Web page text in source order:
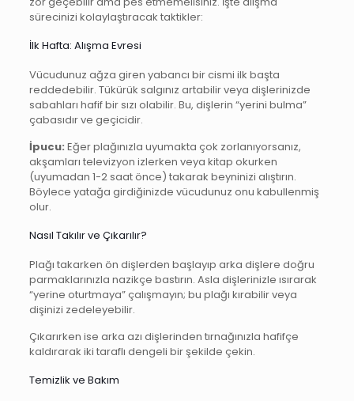
sürecinizi kolaylaştıracak taktikler:
İlk Hafta: Alışma Evresi
Vücudunuz ağza giren yabancı bir cismi ilk başta
reddedebilir. Tükürük salgınız artabilir veya dişlerinizde
sabahları hafif bir sızı olabilir. Bu, dişlerin “yerini bulma”
çabasıdır ve geçicidir.
İpucu: Eğer plağınızla uyumakta çok zorlanıyorsanız,
akşamları televizyon izlerken veya kitap okurken
(uyumadan 1-2 saat önce) takarak beyninizi alıştırın.
Böylece yatağa girdiğinizde vücudunuz onu kabullenmiş
olur.
Nasıl Takılır ve Çıkarılır?
Plağı takarken ön dişlerden başlayıp arka dişlere doğru
parmaklarınızla nazikçe bastırın. Asla dişlerinizle ısırarak
“yerine oturtmaya” çalışmayın; bu plağı kırabilir veya
dişinizi zedeleyebilir.
Çıkarırken ise arka azı dişlerinden tırnağınızla hafifçe
kaldırarak iki taraflı dengeli bir şekilde çekin.
Temizlik ve Bakım